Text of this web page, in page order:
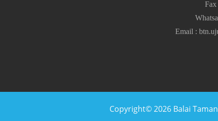
Fax
Email :
Copyright© 2026 Balai